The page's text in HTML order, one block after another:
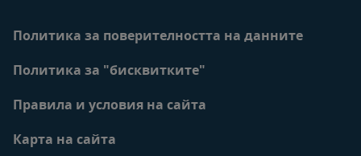
Политика за поверителността на данните
Политика за "бисквитките"
Правила и условия на сайта
Карта на сайта